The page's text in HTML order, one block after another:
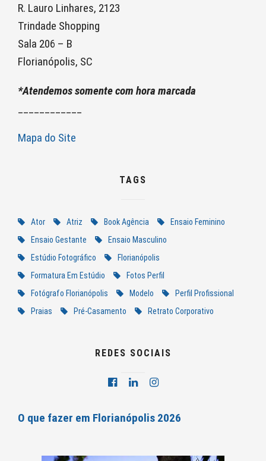
R. Lauro Linhares, 2123
Trindade Shopping
Sala 206 – B
Florianópolis, SC
*Atendemos somente com hora marcada
Mapa do Site
TAGS
Ator Atriz Book Agência
Ensaio Feminino
Ensaio Gestante
Ensaio Masculino
Estúdio Fotográfico
Florianópolis
Formatura Em Estúdio
Fotos Perfil
Fotógrafo Florianópolis
Modelo
Perfil Profissional
Praias
Pré-Casamento Retrato Corporativo
REDES SOCIAIS
O que fazer em Florianópolis 2026